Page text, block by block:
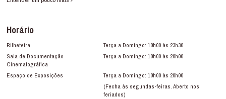
Horário
Bilheteira
Terça a Domingo: 10h00 às 23h30
Sala de Documentação
Cinematográfica
Terça a Domingo: 10h00 às 20h00
Espaço de Exposições
Terça a Domingo: 10h00 às 20h00
(Fecha às segundas-feiras. Aberto nos
feriados)